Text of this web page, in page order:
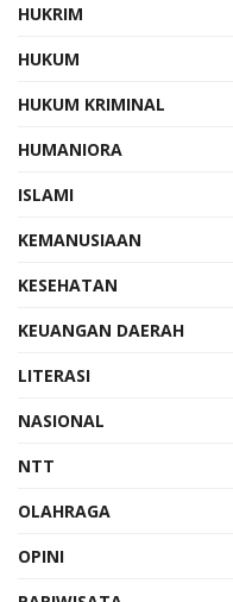
HUKRIM
HUKUM
HUKUM KRIMINAL
HUMANIORA
ISLAMI
KEMANUSIAAN
KESEHATAN
KEUANGAN DAERAH
LITERASI
NASIONAL
NTT
OLAHRAGA
OPINI